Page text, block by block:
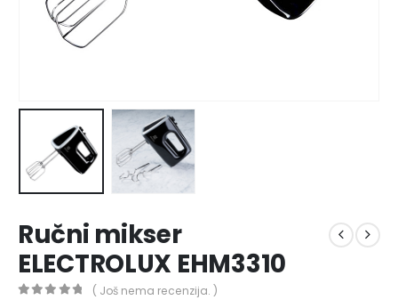
Ručni mikser
ELECTROLUX EHM3310
( Još nema recenzija. )